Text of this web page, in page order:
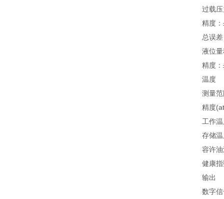
过载压
精度：
总误差：
液位量
精度：
温度
测量范
精度
工作温
存储温
容许油
健康指数
输出
数字信号